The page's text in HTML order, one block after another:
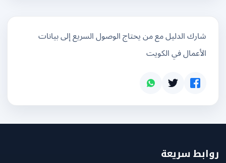
شارك الدليل مع من يحتاج الوصول السريع إلى بيانات
الأعمال في الكويت
سريعة